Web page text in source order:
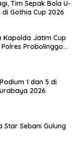
Tim Sepak Bola U-
Gothia Cup 2026
Kapolda Jatim Cup
Polres Probolinggo
1 dan 5 di
2026
Star Sebani Gulung